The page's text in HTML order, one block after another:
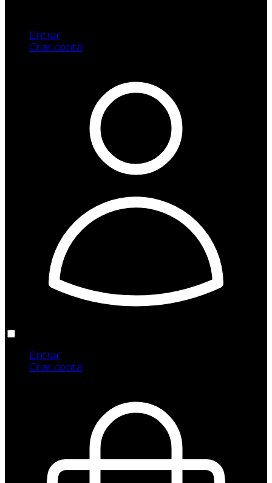
Entrar
Criar conta
Entrar
Criar conta